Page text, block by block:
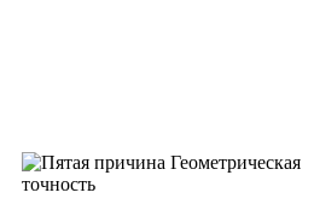
Геометрическая
точность